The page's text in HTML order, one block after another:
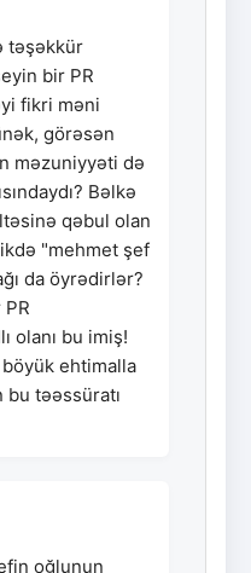
təşəkkür
bir PR
fikri məni
görəsən
məzuniyyəti də
Bəlkə
qəbul olan
"mehmet şef
da öyrədirlər?
olanı bu imiş!
ehtimalla
təəssüratı
oğlunun